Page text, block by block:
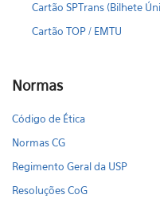
Cartão SPTrans (Bilhete
Cartão TOP / EMTU
Normas
Código de Ética
Normas CG
Regimento Geral da USP
Resoluções CoG